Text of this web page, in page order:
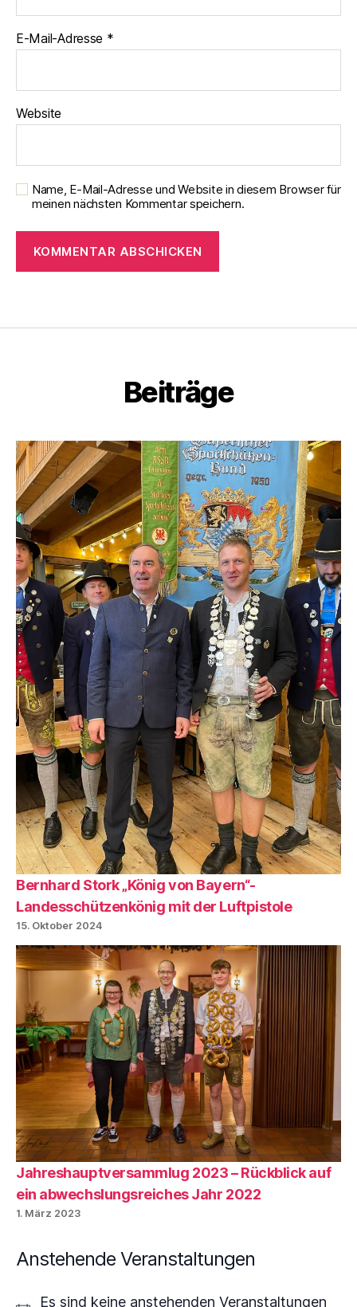
E-Mail-Adresse *
Website
Name, E-Mail-Adresse und Website in diesem Browser für
meinen nächsten Kommentar speichern.
Beiträge
Bernhard Stork „König von Bayern“-
Landesschützenkönig mit der Luftpistole
15. Oktober 2024
Jahreshauptversammlug 2023 – Rückblick auf
ein abwechslungsreiches Jahr 2022
1. März 2023
Anstehende Veranstaltungen
Es sind keine anstehenden Veranstaltungen